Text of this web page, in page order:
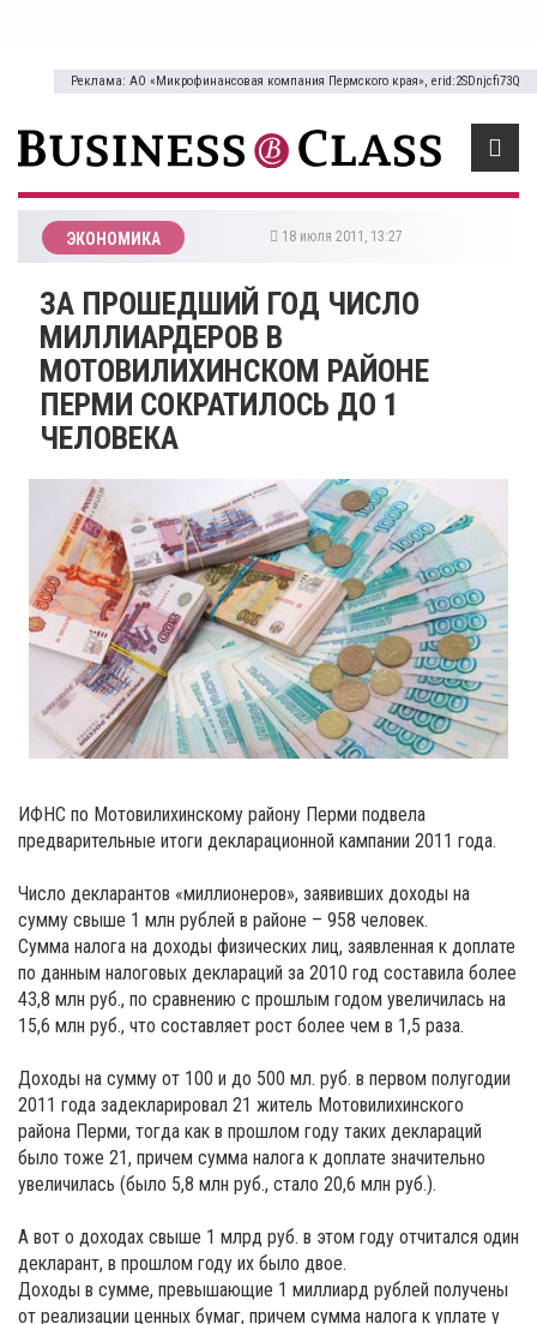
Реклама: АО «Микрофинансовая компания Пермского края», erid:2SDnjcfi73Q
ЭКОНОМИКА 18 июля 2011, 13:27
ЗА ПРОШЕДШИЙ ГОД ЧИСЛО
МИЛЛИАРДЕРОВ В
МОТОВИЛИХИНСКОМ РАЙОНЕ
ПЕРМИ СОКРАТИЛОСЬ ДО 1
ЧЕЛОВЕКА
ИФНС по Мотовилихинскому району Перми подвела
предварительные итоги декларационной кампании 2011 года.
Число декларантов «миллионеров», заявивших доходы на
сумму свыше 1 млн рублей в районе – 958 человек.
Сумма налога на доходы физических лиц, заявленная к доплате
по данным налоговых деклараций за 2010 год составила более
43,8 млн руб., по сравнению с прошлым годом увеличилась на
15,6 млн руб., что составляет рост более чем в 1,5 раза.
Доходы на сумму от 100 и до 500 мл. руб. в первом полугодии
2011 года задекларировал 21 житель Мотовилихинского
района Перми, тогда как в прошлом году таких деклараций
было тоже 21, причем сумма налога к доплате значительно
увеличилась (было 5,8 млн руб., стало 20,6 млн руб.).
А вот о доходах свыше 1 млрд руб. в этом году отчитался один
декларант, в прошлом году их было двое.
Доходы в сумме, превышающие 1 миллиард рублей получены
от реализации ценных бумаг, причем сумма налога к уплате у